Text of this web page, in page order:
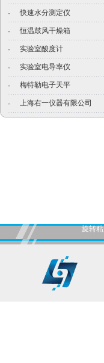
· 快速水分测定仪
· 恒温鼓风干燥箱
· 实验室酸度计
· 实验室电导率仪
· 梅特勒电子天平
· 上海右一仪器有限公司
旋转